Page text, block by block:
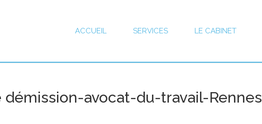
ACCUEIL SERVICES LE CABINET
avocat-du-travail-Rennes